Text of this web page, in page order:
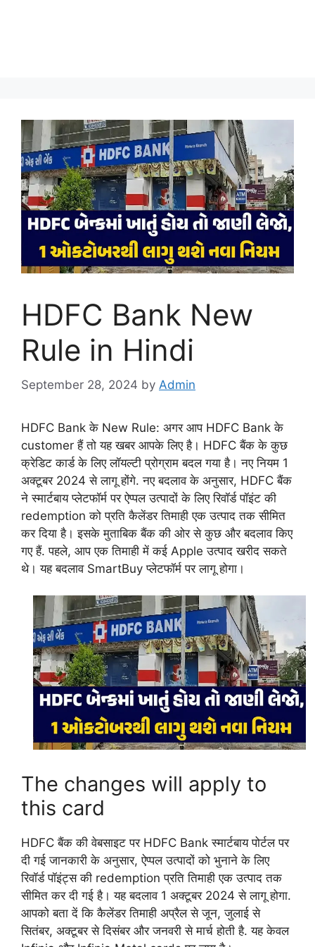
HDFC Bank New
Rule in Hindi
September 28, 2024 by Admin
HDFC Bank के New Rule: अगर आप HDFC Bank के
customer हैं तो यह खबर आपके लिए है। HDFC बैंक के कुछ
क्रेडिट कार्ड के लिए लॉयल्टी प्रोग्राम बदल गया है। नए नियम 1
अक्टूबर 2024 से लागू होंगे. नए बदलाव के अनुसार, HDFC बैंक
ने स्मार्टबाय प्लेटफॉर्म पर ऐप्पल उत्पादों के लिए रिवॉर्ड पॉइंट की
redemption को प्रति कैलेंडर तिमाही एक उत्पाद तक सीमित
कर दिया है। इसके मुताबिक बैंक की ओर से कुछ और बदलाव किए
गए हैं. पहले, आप एक तिमाही में कई Apple उत्पाद खरीद सकते
थे। यह बदलाव SmartBuy प्लेटफॉर्म पर लागू होगा।
The changes will apply to
this card
HDFC बैंक की वेबसाइट पर HDFC Bank स्मार्टबाय पोर्टल पर
दी गई जानकारी के अनुसार, ऐप्पल उत्पादों को भुनाने के लिए
रिवॉर्ड पॉइंट्स की redemption प्रति तिमाही एक उत्पाद तक
सीमित कर दी गई है। यह बदलाव 1 अक्टूबर 2024 से लागू होगा.
आपको बता दें कि कैलेंडर तिमाही अप्रैल से जून, जुलाई से
सितंबर, अक्टूबर से दिसंबर और जनवरी से मार्च होती है. यह केवल